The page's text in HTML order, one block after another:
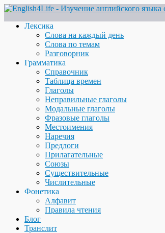
Лексика
Слова на каждый день
Слова по темам
Разговорник
Грамматика
Справочник
Таблица времен
Глаголы
Неправильные глаголы
Модальные глаголы
Фразовые глаголы
Местоимения
Наречия
Предлоги
Прилагательные
Союзы
Существительные
Числительные
Фонетика
Алфавит
Правила чтения
Блог
Транслит